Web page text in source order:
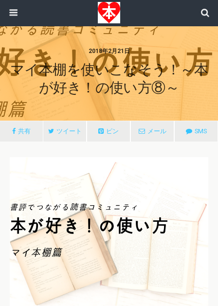
2018年2月21日
マイ本棚を使いこなそう！～本
が好き！の使い方⑧～
共有 ツイート ピン メール SMS